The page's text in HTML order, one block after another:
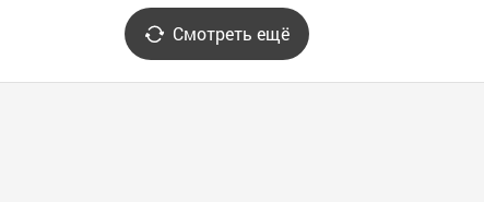
Смотреть ещё